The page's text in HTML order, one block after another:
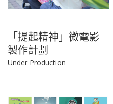
「提起精神」微電影
製作計劃
Under Production